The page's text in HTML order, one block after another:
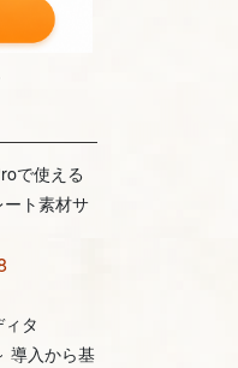
で使える
ト素材サ
タ
導入から基